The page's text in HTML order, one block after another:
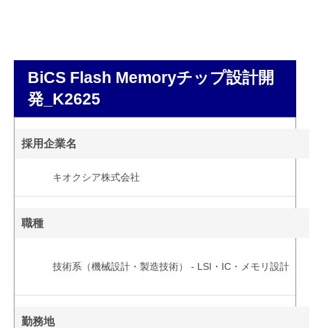
BiCS Flash Memoryチップ設計開
発_K2625
採用企業名
キオクシア株式会社
職種
技術系（機械設計・製造技術） - LSI・IC・メモリ設計
勤務地